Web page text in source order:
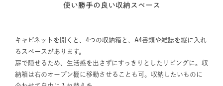
使い勝手の良い収納スペース
キャビネットを開くと、4つの収納箱と、A4書類や雑誌を縦に入れ
るスペースがあります。
扉で隠せるため、生活感を出さずにすっきりとしたリビングに。収
納箱は右のオープン棚に移動させることも可。収納したいものに